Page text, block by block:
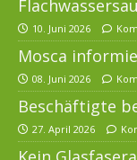
10. Juni 2026
Mosca
08. Juni 2026
Beschäftigte
27. April 2026